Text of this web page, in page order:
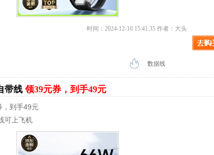
时间：2024-12-10 15:41:35 作者：大头
数据线
带线领39元券，到手49元
，到手49元
可上飞机